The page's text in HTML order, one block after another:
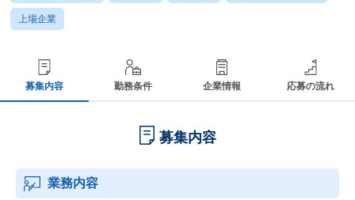
上場企業
募集内容 勤務条件 企業情報 応募の流れ
募集内容
業務内容